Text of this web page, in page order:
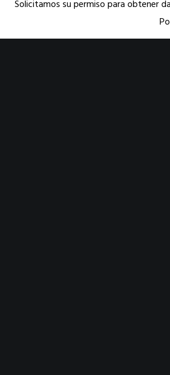
Solicitamos su permiso para obtener